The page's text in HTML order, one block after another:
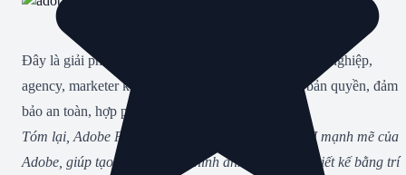
Đây là giải pháp tiết kiệm chi phí cho cá nhân, doanh nghiệp,
agency, marketer khi muốn sở hữu Adobe Firefly bản quyền, đảm
bảo an toàn, hợp pháp và đầy đủ chức năng.
Tóm lại, Adobe Firefly là bộ công cụ Generative AI mạnh mẽ của
Adobe, giúp tạo và chỉnh sửa hình ảnh, hiệu ứng, thiết kế bằng trí